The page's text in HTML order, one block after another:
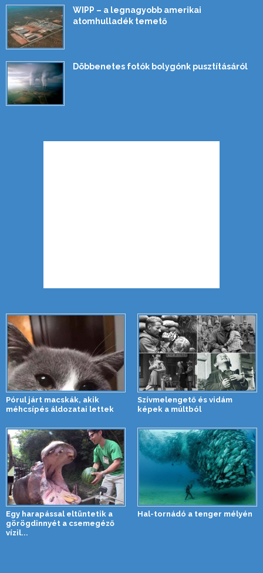
WIPP – a legnagyobb amerikai
atomhulladék temető
Döbbenetes fotók bolygónk pusztításáról
Pórul járt macskák, akik
méhcsípés áldozatai lettek
Szívmelengető és vidám
képek a múltból
Egy harapással eltüntetik a
görögdinnyét a csemegéző
vízil...
Hal-tornádó a tenger mélyén